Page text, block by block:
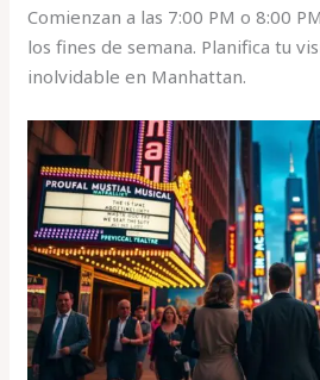
Comienzan a las 7:00 PM o 8:00
los fines de semana. Planifica tu
inolvidable en Manhattan.